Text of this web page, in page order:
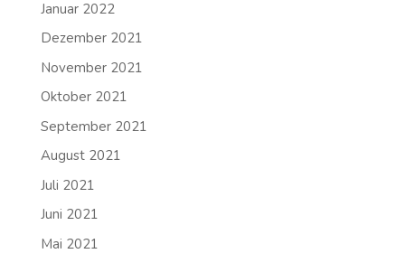
Januar 2022
Dezember 2021
November 2021
Oktober 2021
September 2021
August 2021
Juli 2021
Juni 2021
Mai 2021